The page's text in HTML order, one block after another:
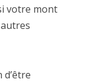
votre mont